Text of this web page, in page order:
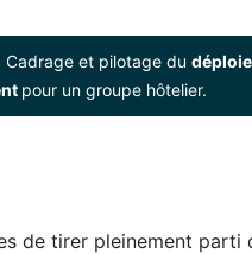
Cadrage et pilotage du
pour un groupe hôtelier.
de tirer pleinement parti